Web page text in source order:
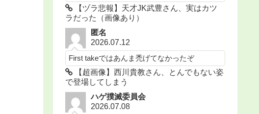
【ヅラ悲報】天才JK武豊さん、実はカツ
ラだった（画像あり）
匿名
2026.07.12
First takeではあんま禿げてなかったぞ
【超画像】西川貴教さん、とんでもない姿
で登場してしまう
ハゲ撲滅委員会
2026.07.08